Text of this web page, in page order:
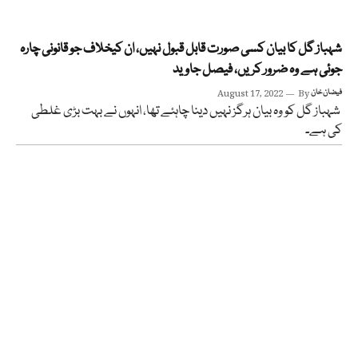
شہباز گل کا بیان کسی صورت قابل قبول نہیں، ان کیخلاف جو قانونی چارہ
جوئی ہے وہ ضرور کریں، فیصل جاوید
August 17, 2022 Byفیضان خان
شہباز گل کو وہ بیان ہرگز نہیں دینا چاہئے تھا، انہوں نے بہت بڑی غلطی
کی ہے۔